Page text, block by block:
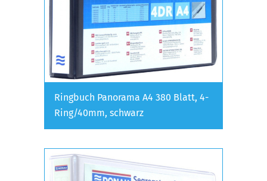
Ringbuch Panorama A4 380 Blatt, 4-
Ring/40mm, schwarz